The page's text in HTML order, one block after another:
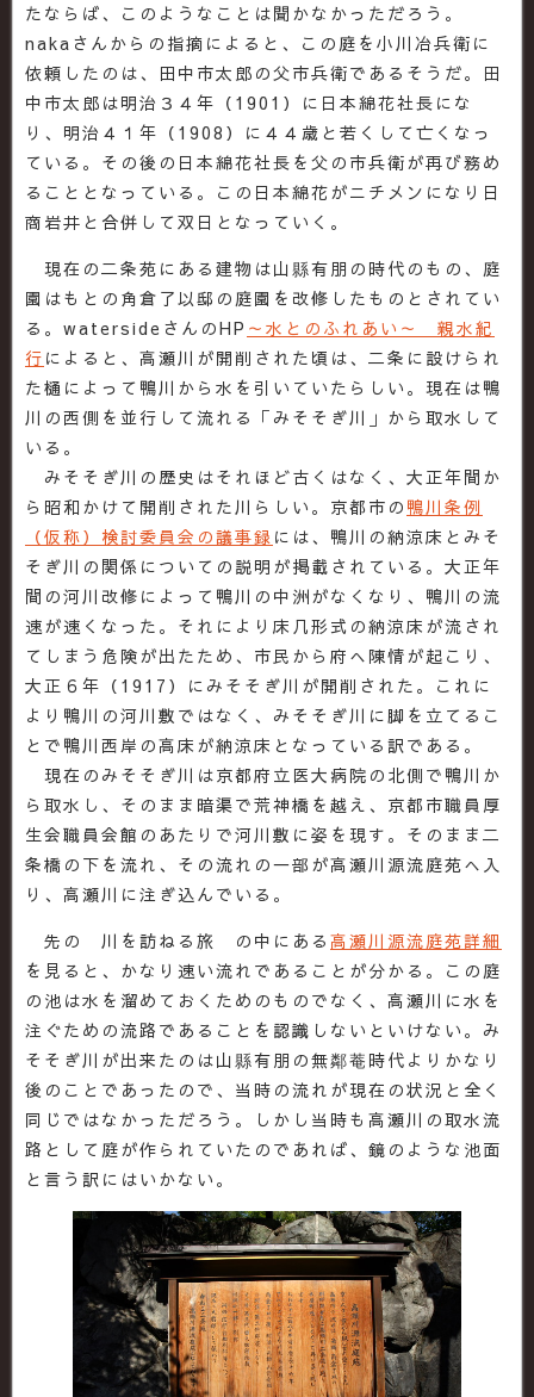
たならば、このようなことは聞かなかっただろう。
nakaさんからの指摘によると、この庭を小川冶兵衛に
依頼したのは、田中市太郎の父市兵衛であるそうだ。田
中市太郎は明治３４年（1901）に日本綿花社長にな
り、明治４１年（1908）に４４歳と若くして亡くなっ
ている。その後の日本綿花社長を父の市兵衛が再び務め
ることとなっている。この日本綿花がニチメンになり日
商岩井と合併して双日となっていく。
現在の二条苑にある建物は山縣有朋の時代のもの、庭
園はもとの角倉了以邸の庭園を改修したものとされてい
る。watersideさんのHP ～水とのふれあい～ 親水紀
行 によると、高瀬川が開削された頃は、二条に設けられ
た樋によって鴨川から水を引いていたらしい。現在は鴨
川の西側を並行して流れる「みそそぎ川」から取水して
いる。
みそそぎ川の歴史はそれほど古くはなく、大正年間か
ら昭和かけて開削された川らしい。京都市の 鴨川条例
（仮称）検討委員会の議事録 には、鴨川の納涼床とみそ
そぎ川の関係についての説明が掲載されている。大正年
間の河川改修によって鴨川の中洲がなくなり、鴨川の流
速が速くなった。それにより床几形式の納涼床が流され
てしまう危険が出たため、市民から府へ陳情が起こり、
大正６年（1917）にみそそぎ川が開削された。これに
より鴨川の河川敷ではなく、みそそぎ川に脚を立てるこ
とで鴨川西岸の高床が納涼床となっている訳である。
現在のみそそぎ川は京都府立医大病院の北側で鴨川か
ら取水し、そのまま暗渠で荒神橋を越え、京都市職員厚
生会職員会館のあたりで河川敷に姿を現す。そのまま二
条橋の下を流れ、その流れの一部が高瀬川源流庭苑へ入
り、高瀬川に注ぎ込んでいる。
先の 川を訪ねる旅 の中にある 高瀬川源流庭苑詳細
を見ると、かなり速い流れであることが分かる。この庭
の池は水を溜めておくためのものでなく、高瀬川に水を
注ぐための流路であることを認識しないといけない。み
そそぎ川が出来たのは山縣有朋の無鄰菴時代よりかなり
後のことであったので、当時の流れが現在の状況と全く
同じではなかっただろう。しかし当時も高瀬川の取水流
路として庭が作られていたのであれば、鏡のような池面
と言う訳にはいかない。